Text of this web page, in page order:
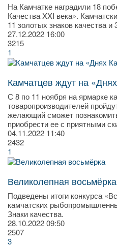
На Камчатке наградили 18
Качества XXI века».
11 золотых знаков качества
27.12.2022 16:00
3215
1
Камчатцев ждут на
С 8 по 11 ноября на ярмарке
товаропроизводителей
желающий сможет
приобрести ее с приятными
04.11.2022 11:40
2432
1
Великолепная восьмёрка
Подведены итоги конкурса
камчатских
Знаки качества.
28.10.202209:50
2507
3